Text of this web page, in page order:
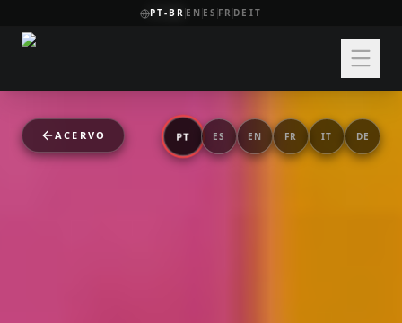
PT-BR EN ES FR DE IT
ACERVO PT ES EN FR IT DE